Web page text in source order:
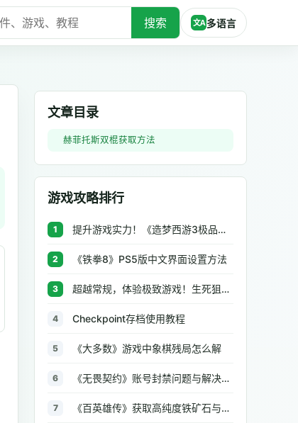
搜索 文A 多语言
文章目录
赫菲托斯双棍获取方法
游戏攻略排行
1 提升游戏实力！《造梦西游3极品辅助》让你秒杀BOSS、逆天属性一键修改
2 《铁拳8》PS5版中文界面设置方法
3 超越常规，体验极致游戏！生死狙击极品辅助工具助你无往不利
4 Checkpoint存档使用教程
5 《大多数》游戏中象棋残局怎么解
6 《无畏契约》账号封禁问题与解决方法汇总
7 《百英雄传》获取高纯度铁矿石与大型铁矿石的地点介绍